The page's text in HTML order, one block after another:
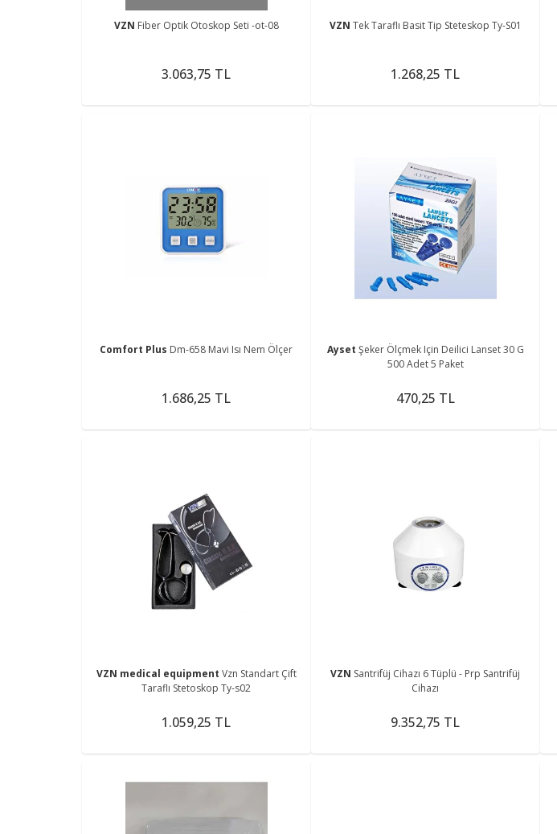
VZN Fiber Optik Otoskop Seti -ot-08
3.063,75 TL
VZN Tek Taraflı Basit Tip Steteskop Ty-S01
1.268,25 TL
Comfort Plus Dm-658 Mavi Isı Nem Ölçer
1.686,25 TL
Ayset Şeker Ölçmek Için Deilici Lanset 30 G
500 Adet 5 Paket
470,25 TL
VZN medical equipment Vzn Standart Çift
Taraflı Stetoskop Ty-s02
1.059,25 TL
VZN Santrifüj Cihazı 6 Tüplü - Prp Santrifüj
Cihazı
9.352,75 TL